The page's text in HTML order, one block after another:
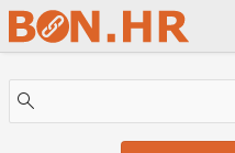
Skip to Main Content